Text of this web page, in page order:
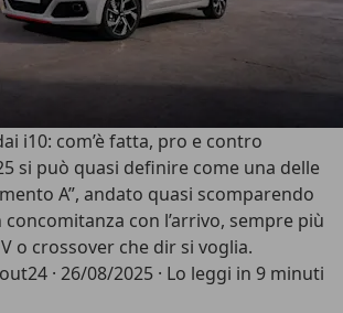
i10: com’è fatta, pro e contro
si può quasi definire come una delle
A”, andato quasi scomparendo
con l’arrivo, sempre più
o crossover che dir si voglia.
· 26/08/2025 · Lo leggi in 9 minuti